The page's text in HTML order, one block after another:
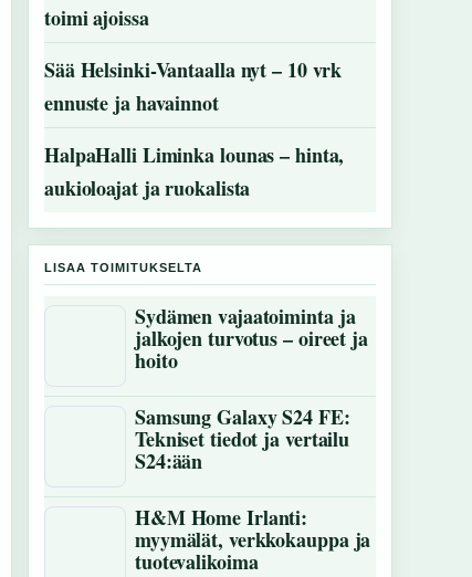
toimi ajoissa
Sää Helsinki-Vantaalla nyt – 10 vrk
ennuste ja havainnot
HalpaHalli Liminka lounas – hinta,
aukioloajat ja ruokalista
LISAA TOIMITUKSELTA
Sydämen vajaatoiminta ja
jalkojen turvotus – oireet ja
hoito
Samsung Galaxy S24 FE:
Tekniset tiedot ja vertailu
S24:ään
H&M Home Irlanti:
myymälät, verkkokauppa ja
tuotevalikoima